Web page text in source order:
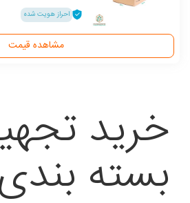
احراز هویت شده
مشاهده قیمت
خرید
بسته